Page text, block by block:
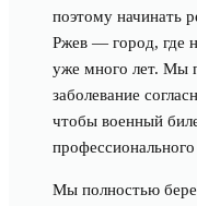
поэтому начинать
Ржев — город, где
уже много лет. Мы
заболевание
чтобы военный
Мы полностью